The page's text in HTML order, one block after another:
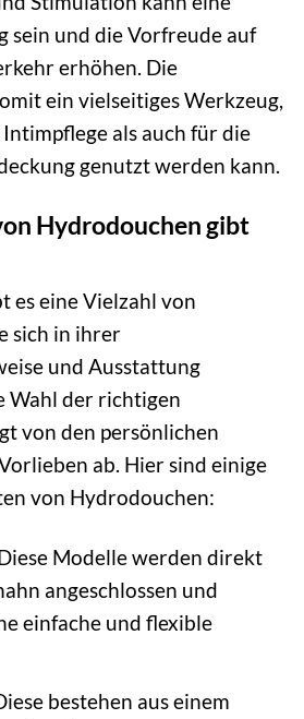
sein und die Vorfreude auf
erhöhen. Die
ein vielseitiges Werkzeug,
als auch für die
genutzt werden kann.
Hydrodouchen gibt
es eine Vielzahl von
sich in ihrer
und Ausstattung
Wahl der richtigen
von den persönlichen
ab. Hier sind einige
von Hydrodouchen:
Modelle werden direkt
angeschlossen und
einfache und flexible
bestehen aus einem